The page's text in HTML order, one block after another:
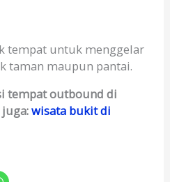
tempat untuk menggelar
taman maupun pantai.
tempat outbound di
juga:wisata bukit di